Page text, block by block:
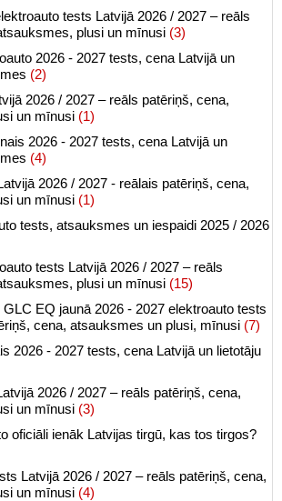
tests Latvijā 2026 / 2027 – reāls
plusi un mīnusi (3)
2026 - 2027 tests, cena Latvijā un
(2)
2026 / 2027 – reāls patēriņš, cena,
un mīnusi (1)
2026 - 2027 tests, cena Latvijā un
(4)
2026 / 2027 - reālais patēriņš, cena,
un mīnusi (1)
tests, atsauksmes un iespaidi 2025 / 2026
tests Latvijā 2026 / 2027 – reāls
plusi un mīnusi (15)
EQ jaunā 2026 - 2027 elektroauto tests
cena, atsauksmes un plusi, mīnusi (7)
2026 - 2027 tests, cena Latvijā un lietotāju
2026 / 2027 – reāls patēriņš, cena,
un mīnusi (3)
oficiāli ienāk Latvijas tirgū, kas tos tirgos?
Latvijā 2026 / 2027 – reāls patēriņš, cena,
un mīnusi (4)